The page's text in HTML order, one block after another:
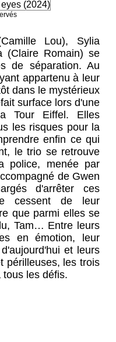
Lou), Sylia
(Claire Romain) se
de séparation. Au
appartenu à leur
dans le mystérieux
surface lors d'une
Tour Eiffel. Elles
les risques pour la
enfin ce qui
le trio se retrouve
police, menée par
de Gwen
d'arrêter ces
cessent de leur
que parmi elles se
Tam… Entre leurs
en émotion, leur
et leurs
périlleuses, les trois
les défis.